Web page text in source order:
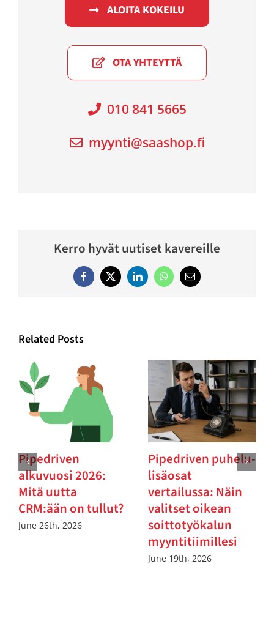
ALOITA KOKEILU
OTA YHTEYTTÄ
010 841 5665
myynti@saashop.fi
Kerro hyvät uutiset kavereille
FacebookTwitterLinkedInWhatsApp
Email
Related Posts
Pipedriven
alkuvuosi 2026:
Mitä uutta
CRM:ään on tullut?
June 26th, 2026
Pipedriven puhelu-
lisäosat
vertailussa: Näin
valitset oikean
soittotyökalun
myyntitiimillesi
June 19th, 2026